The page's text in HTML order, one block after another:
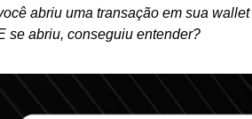
abriu uma transação em sua
se abriu, conseguiu entender?